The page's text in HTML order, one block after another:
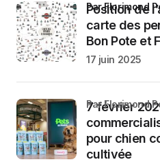
Position de
carte des
Bon Pote et
par Florimond
17 juin 2025
7 février
pour chien
cultivée
par Florimond